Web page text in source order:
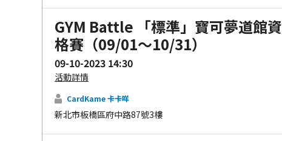
GYM Battle 「標準」寶可夢道館資
格賽（09/01～10/31）
09-10-2023 14:30
活動詳情
CardKame 卡卡咩
新北市板橋區府中路87號3樓